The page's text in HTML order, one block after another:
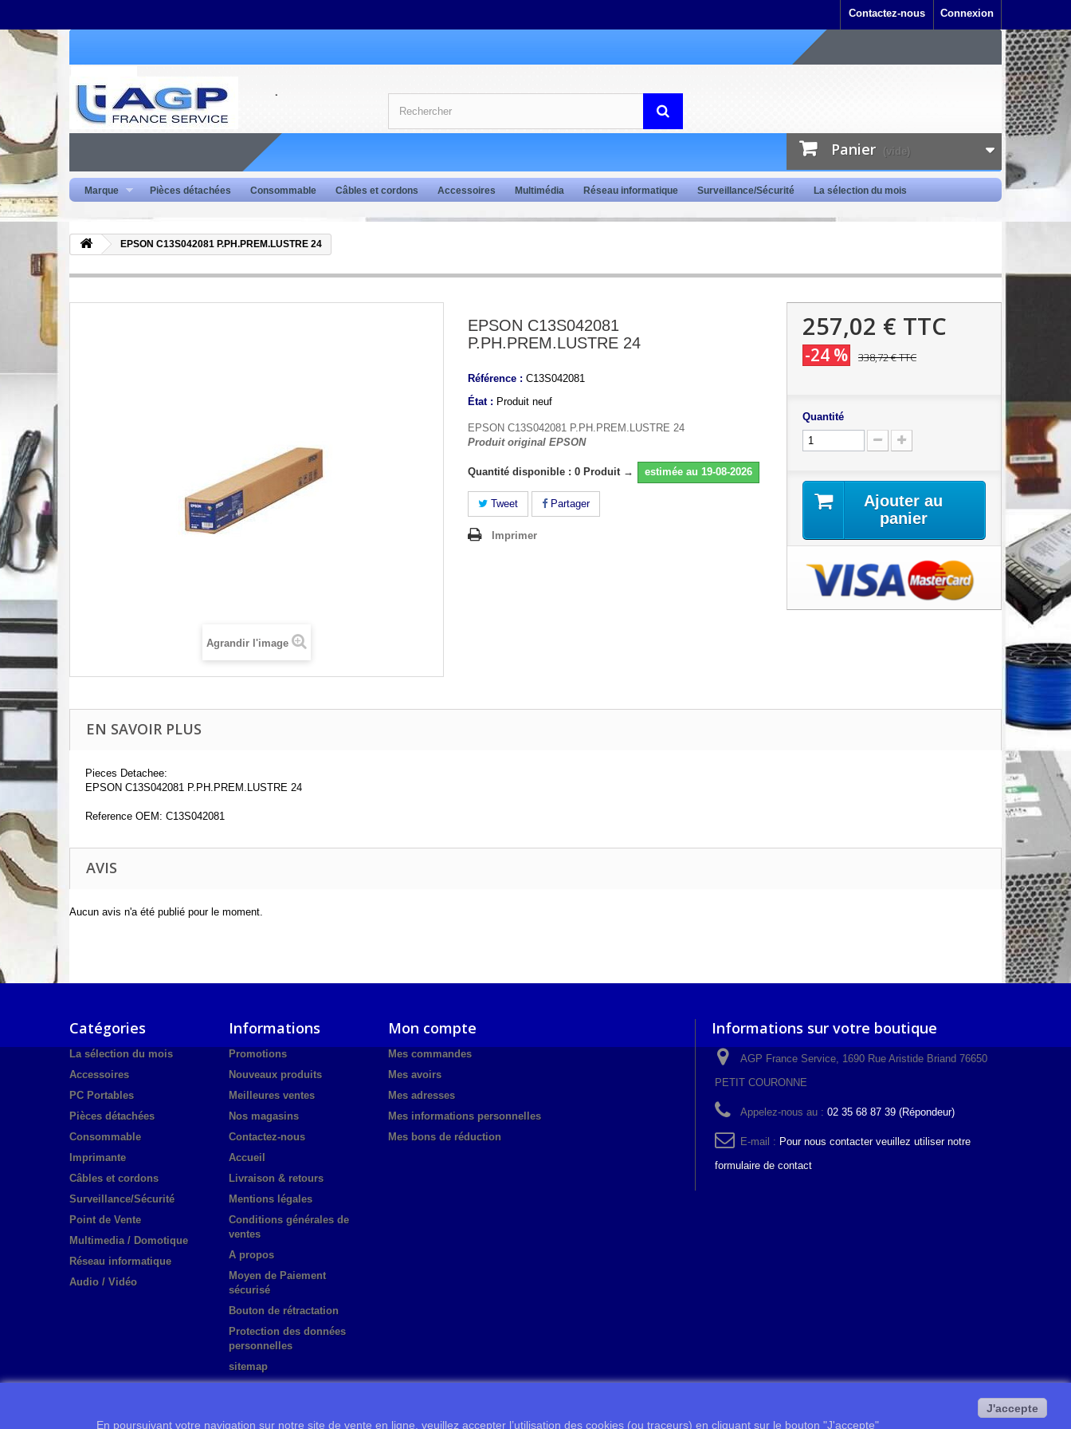
Connexion
Contactez-nous
Panier (vide)
Marque Pièces détachées Consommable Câbles et cordons Accessoires Multimédia Réseau informatique Surveillance/Sécurité La sélection du mois
EPSON C13S042081 P.PH.PREM.LUSTRE 24
Agrandir l'image
EPSON C13S042081
P.PH.PREM.LUSTRE 24
Référence : C13S042081
État : Produit neuf
EPSON C13S042081 P.PH.PREM.LUSTRE 24
Produit original EPSON
Quantité disponible : 0 Produit → estimée au 19-08-2026
Tweet Partager
Imprimer
257,02 € TTC
-24 % 338,72 €TTC
Quantité
Ajouter au
panier
EN SAVOIR PLUS
Pieces Detachee:
EPSON C13S042081 P.PH.PREM.LUSTRE 24
Reference OEM: C13S042081
AVIS
Aucun avis n'a été publié pour le moment.
Catégories
La sélection du mois
Accessoires
PC Portables
Pièces détachées
Consommable
Imprimante
Câbles et cordons
Surveillance/Sécurité
Point de Vente
Multimedia / Domotique
Réseau informatique
Audio / Vidéo
Informations
Promotions
Nouveaux produits
Meilleures ventes
Nos magasins
Contactez-nous
Accueil
Livraison & retours
Mentions légales
Conditions générales de
ventes
A propos
Moyen de Paiement
sécurisé
Bouton de rétractation
Protection des données
personnelles
sitemap
Mon compte
Mes commandes
Mes avoirs
Mes adresses
Mes informations personnelles
Mes bons de réduction
Informations sur votre boutique
AGP France Service, 1690 Rue Aristide Briand 76650
PETIT COURONNE
Appelez-nous au : 02 35 68 87 39 (Répondeur)
E-mail : Pour nous contacter veuillez utiliser notre
formulaire de contact
En poursuivant votre navigation sur notre site de vente en ligne, veuillez accepter l’utilisation des cookies (ou traceurs) en cliquant sur le bouton "J'accepte"
J'accepte